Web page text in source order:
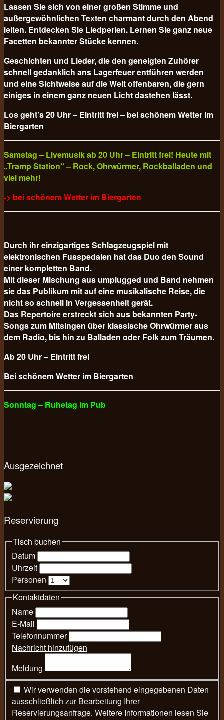
Lassen Sie sich von einer großen Stimme und
außergewöhnlichen Texten charmant durch den Abend
leiten. Entdecken Sie Liedperlen. Lernen Sie ganz neue
Facetten bekannter Stücke kennen.
Geschichten und Lieder, die den geneigten Zuhörer
schnell gedanklich ans Lagerfeuer entführen werden
und eine Sichtweise auf die Welt offenbaren, die gern
einiges in einem ganz neuen Licht dastehen lässt.
Los geht’s 20 Uhr – Eintritt frei – bei schönem Wetter im
Biergarten
Samstag – Livemusik ab 20 Uhr – Eintritt frei! Heute mit
„Tramp Station“ – Rock, Ohrwürmer, Rockballaden und
viel mehr!
-> bei schönem Wetter im Biergarten
Durch ihr einzigartiges Schlagzeugspiel mit
elektronischen Fusspedalen hat das Duo den Sound
einer kompletten Band.
Mit dieser Mischung aus umplugged und Band nehmen
sie das Publikum mit auf eine musikalische Reise, die
nicht so schnell in Vergessenheit gerät.
Das Repertoire erstreckt sich aus bekannten Party-
Songs zum Mitsingen über klassische Ohrwürmer aus
dem Radio, bis hin zu Balladen oder Folk zum Träumen.
Ab 20 Uhr – Eintritt frei
Bei schönem Wetter im Biergarten
Sonntag – Ruhetag im Pub
Ausgezeichnet
Reservierung
Tisch buchen
Datum
Uhrzeit
Personen
Kontaktdaten
Name
E-Mail
Telefonnummer
Nachricht hinzufügen
Meldung
ausschließlich zur Bearbeitung Ihrer
Reservierungsanfrage. Weitere Informationen lesen Sie